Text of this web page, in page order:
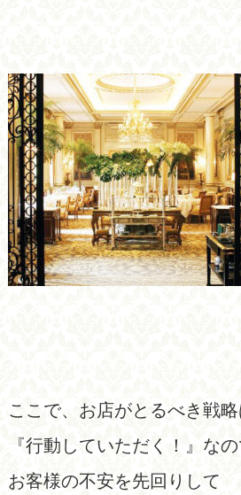
ここで、お店がとるべき戦略
『行動していただく！』なの
お客様の不安を先回りして